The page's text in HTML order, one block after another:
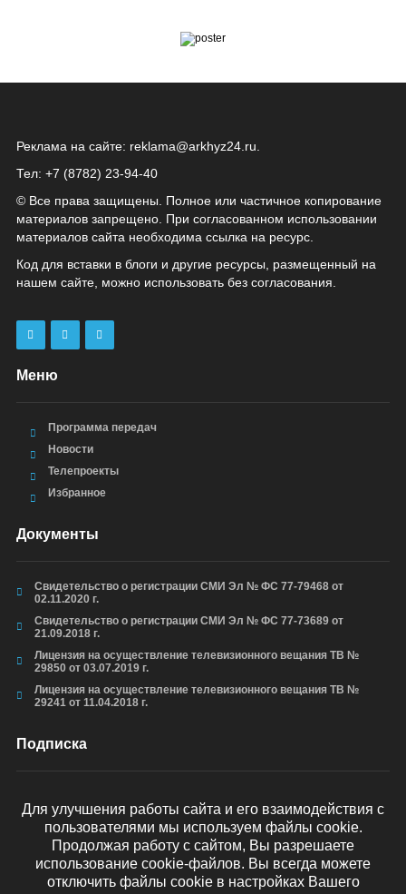
Реклама на сайте: reklama@arkhyz24.ru
Тел: +7 (8782) 23‑94‑40
© Все права защищены. Полное или частичное копирование
материалов запрещено. При согласованном использовании
материалов сайта необходима ссылка на ресурс.
Код для вставки в блоги и другие ресурсы, размещенный на
нашем сайте, можно использовать без согласования.
Меню
Программа передач
Новости
Телепроекты
Избранное
Документы
Свидетельство о регистрации СМИ Эл № ФС 77-79468 от
02.11.2020 г.
Свидетельство о регистрации СМИ Эл № ФС 77-73689 от
21.09.2018 г.
Лицензия на осуществление телевизионного вещания ТВ №
29850 от 03.07.2019 г.
Лицензия на осуществление телевизионного вещания ТВ №
29241 от 11.04.2018 г.
Подписка
ОТПРАВИТЬ
Для улучшения работы сайта и его взаимодействия с
пользователями мы используем файлы cookie.
Продолжая работу с сайтом, Вы разрешаете
использование cookie-файлов. Вы всегда можете
отключить файлы cookie в настройках Вашего